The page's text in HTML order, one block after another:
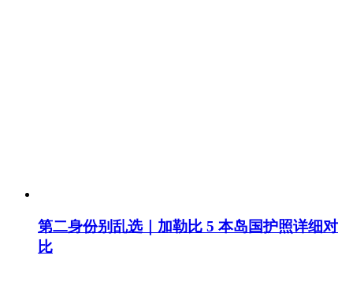
第二身份别乱选｜加勒比 5 本岛国护照详细对
比